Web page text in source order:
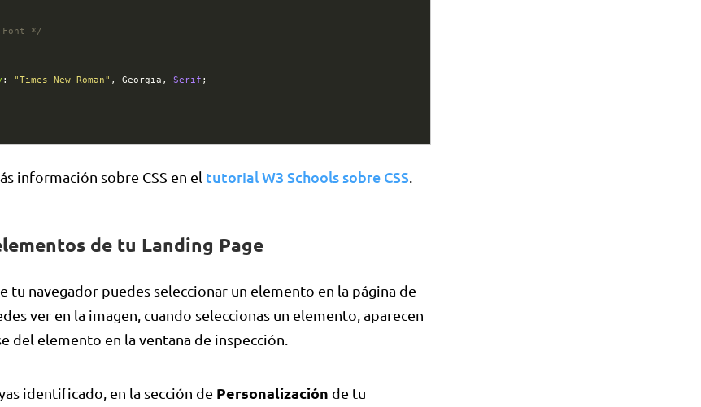
Font */
: "Times New Roman" , Georgia , Serif ;
información sobre CSS en el tutorial W3 Schools sobre CSS.
de tu Landing Page
tu navegador puedes seleccionar un elemento en la página de
ver en la imagen, cuando seleccionas un elemento, aparecen
del elemento en la ventana de inspección.
identificado, en la sección de Personalización de tu